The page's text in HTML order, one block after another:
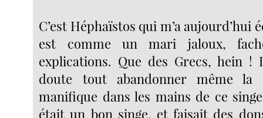
C’est Héphaïstos qui m’a aujourd’hui
est comme un mari jaloux,
explications. Que des Grecs, hein !
doute tout abandonner même la
manifique dans les mains de ce
était un bon singe, et faisait des